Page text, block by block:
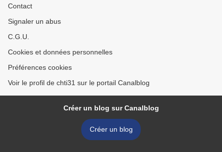
Contact
Signaler un abus
C.G.U.
Cookies et données personnelles
Préférences cookies
Voir le profil de chti31 sur le portail Canalblog
Créer un blog sur Canalblog
Créer un blog